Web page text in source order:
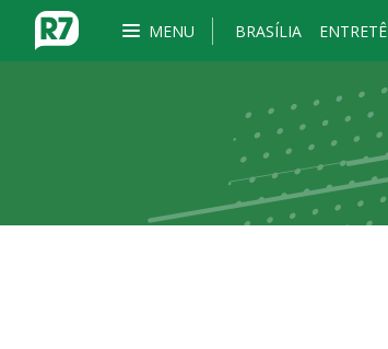
MENU BRASÍLIA ENTRETÊ